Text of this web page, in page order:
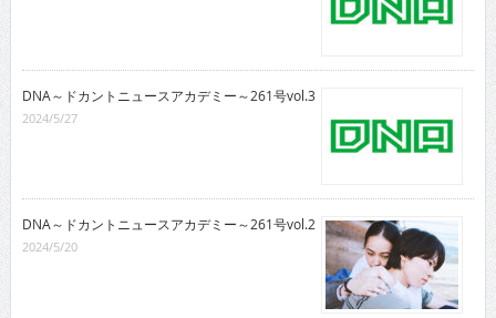
DNA～ドカントニュースアカデミー～261号vol.3
2024/5/27
DNA～ドカントニュースアカデミー～261号vol.2
2024/5/20